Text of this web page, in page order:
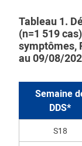
Tableau 1.
(n=1 519
symptômes,
au 09/08/
Semaine
DDS*
S18